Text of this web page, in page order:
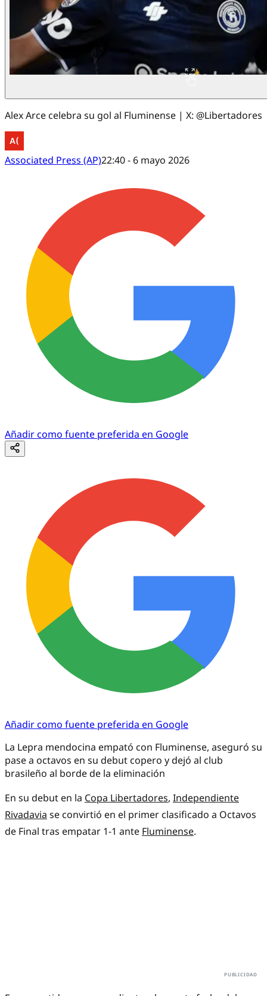
Alex Arce celebra su gol al Fluminense | X: @Libertadores
Associated Press (AP)22:40 - 6 mayo 2026
Añadir como fuente preferida en Google
Añadir como fuente preferida en Google
La Lepra mendocina empató con Fluminense, aseguró su
pase a octavos en su debut copero y dejó al club
brasileño al borde de la eliminación
En su debut en la Copa Libertadores, Independiente
Rivadavia se convirtió en el primer clasificado a Octavos
de Final tras empatar 1-1 ante Fluminense.